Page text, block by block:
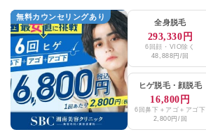
無料カウンセリングあり
全身脱毛
293,330円
6回顔・VIO除く
48,888円/回
ヒゲ脱毛・ 顔脱毛
16,800円
6回鼻下＋アゴ＋アゴ下
2,800円/回